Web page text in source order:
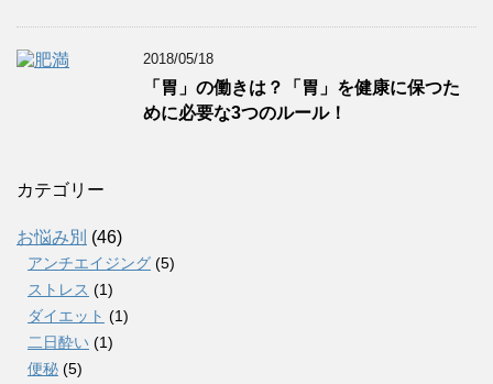
2018/05/18
「胃」の働きは？「胃」を健康に保つた
めに必要な3つのルール！
カテゴリー
お悩み別 (46)
アンチエイジング (5)
ストレス (1)
ダイエット (1)
二日酔い (1)
便秘 (5)